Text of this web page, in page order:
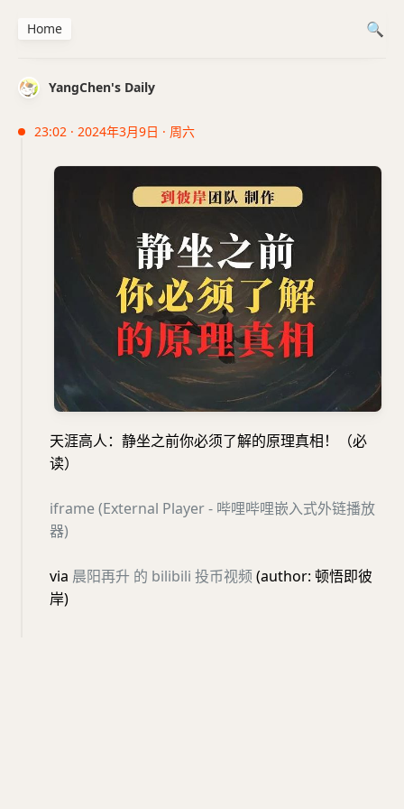
YangChen's Daily
23:02 · 2024年3月9日 · 周六
天涯高人：静坐之前你必须了解的原理真相！（必
读）
iframe (External Player - 哔哩哔哩嵌入式外链播放
器)
via 晨阳再升 的 bilibili 投币视频(author: 顿悟即彼
岸)
Home